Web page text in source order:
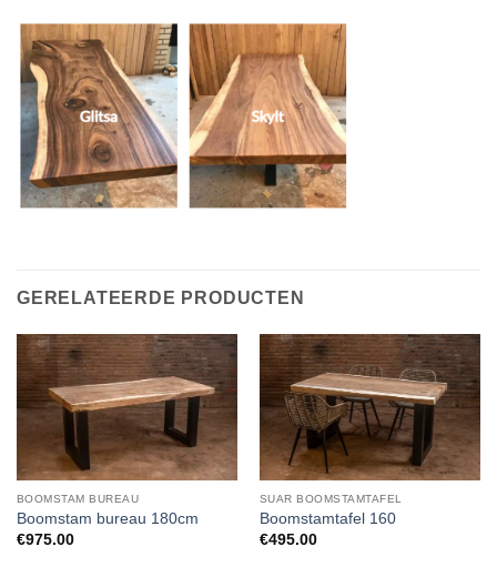
GERELATEERDE PRODUCTEN
BOOMSTAM BUREAU
Boomstam bureau 180cm
€975.00
SUAR BOOMSTAMTAFEL
Boomstamtafel 160
€495.00